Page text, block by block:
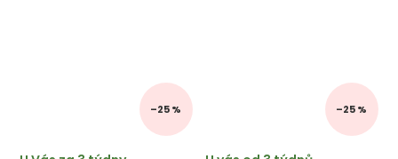
–25 % –25 %